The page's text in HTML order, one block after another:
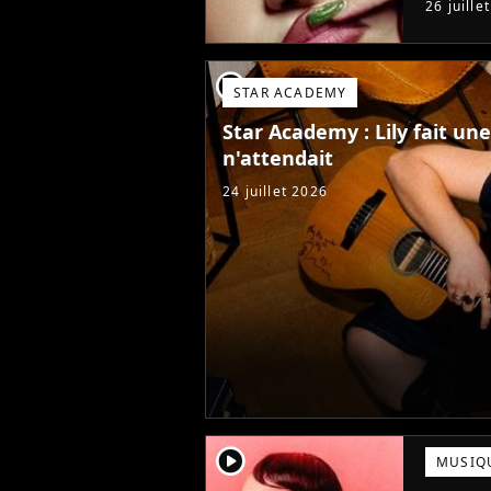
Star
26 juillet
player2STAR ACADEMY
Star Academy : Lily fait
n'attendait
24 juillet 2026
player2